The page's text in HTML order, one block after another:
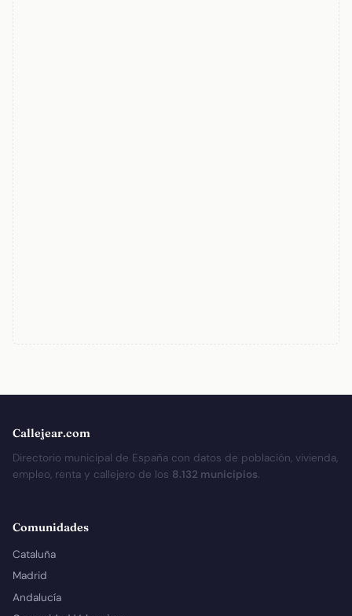
Callejear.com
Directorio municipal de España con datos de población, vivienda,
empleo, renta y callejero de los 8.132 municipios.
Comunidades
Cataluña
Madrid
Andalucía